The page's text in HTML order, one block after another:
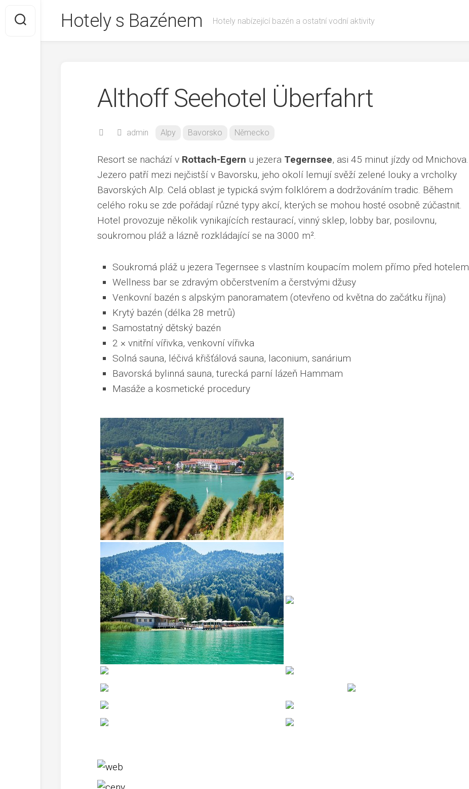
content
Hotely s Bazénem Hotely nabízející bazén a ostatní vodní aktivity
Althoff Seehotel Überfahrt
admin Alpy Bavorsko Německo
Resort se nachází v Rottach-Egern u jezera Tegernsee, asi 45 minut jízdy od Mnichova.
Jezero patří mezi nejčistší v Bavorsku, jeho okolí lemují svěží zelené louky a vrcholky
Bavorských Alp. Celá oblast je typická svým folklórem a dodržováním tradic. Během
celého roku se zde pořádají různé typy akcí, kterých se mohou hosté osobně zúčastnit.
Hotel provozuje několik vynikajících restaurací, vinný sklep, lobby bar, posilovnu,
soukromou pláž a lázně rozkládající se na 3000 m².
Soukromá pláž u jezera Tegernsee s vlastním koupacím molem přímo před hotelem
Wellness bar se zdravým občerstvením a čerstvými džusy
Venkovní bazén s alpským panoramatem (otevřeno od května do začátku října)
Krytý bazén (délka 28 metrů)
Samostatný dětský bazén
2 × vnitřní vířivka, venkovní vířivka
Solná sauna, léčivá křišťálová sauna, laconium, sanárium
Bavorská bylinná sauna, turecká parní lázeň Hammam
Masáže a kosmetické procedury